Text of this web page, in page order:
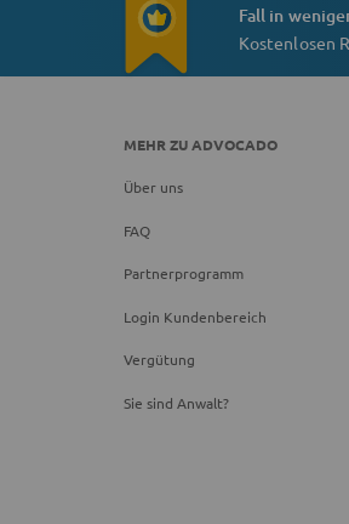
Fall in
Kostenlosen
MEHR ZU ADVOCADO
Über uns
FAQ
Partnerprogramm
Login Kundenbereich
Vergütung
Sie sind Anwalt?